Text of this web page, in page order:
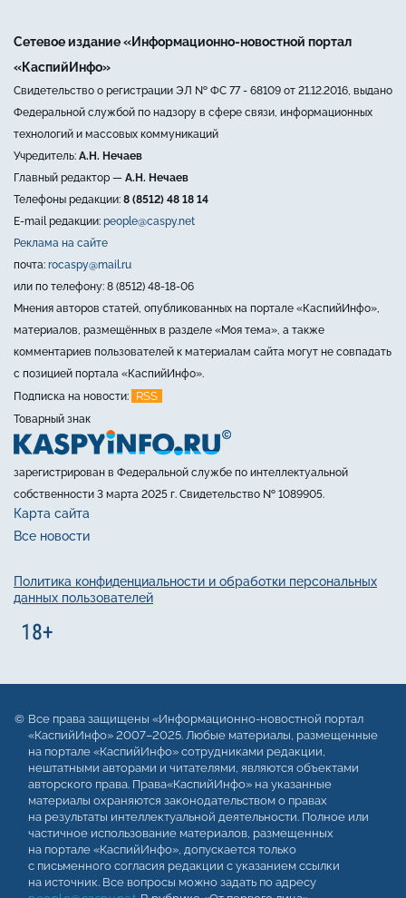
Сетевое издание «Информационно-новостной портал
«КаспийИнфо»
Свидетельство о регистрации ЭЛ № ФС 77 - 68109 от 21.12.2016, выдано
Федеральной службой по надзору в сфере связи, информационных
технологий и массовых коммуникаций
Учредитель: А.Н. Нечаев
Главный редактор — А.Н. Нечаев
Телефоны редакции: 8 (8512) 48 18 14
E-mail редакции: people@caspy.net
Реклама на сайте
почта: rocaspy@mail.ru
или по телефону: 8 (8512) 48-18-06
Мнения авторов статей, опубликованных на портале «КаспийИнфо»,
материалов, размещённых в разделе «Моя тема», а также
комментариев пользователей к материалам сайта могут не совпадать
с позицией портала «КаспийИнфо».
Подписка на новости:
RSS
Товарный знак
зарегистрирован в Федеральной службе по интеллектуальной
собственности 3 марта 2025 г. Свидетельство № 1089905.
Карта сайта
Все новости
Политика конфиденциальности и обработки персональных
данных пользователей
Все права защищены «Информационно-новостной портал
«КаспийИнфо» 2007–2025. Любые материалы, размещенные
на портале «КаспийИнфо» сотрудниками редакции,
нештатными авторами и читателями, являются объектами
авторского права. Права«КаспийИнфо» на указанные
материалы охраняются законодательством о правах
на результаты интеллектуальной деятельности. Полное или
частичное использование материалов, размещенных
на портале «КаспийИнфо», допускается только
с письменного согласия редакции с указанием ссылки
на источник. Все вопросы можно задать по адресу